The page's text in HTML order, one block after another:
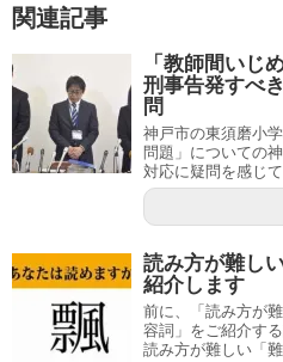
関連記事
「教師間いじ
刑事告発すべ
問
神戸市の東須磨小
問題」についての
対応に疑問を感じ
読み方が難し
紹介します
前に、「読み方が
容詞」をご紹介す
読み方が難しい「